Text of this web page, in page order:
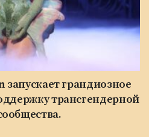
запускает грандиозное
трансгендерной